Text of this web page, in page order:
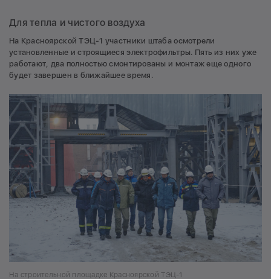
Для тепла и чистого воздуха
На Красноярской ТЭЦ-1 участники штаба осмотрели
установленные и строящиеся электрофильтры. Пять из них уже
работают, два полностью смонтированы и монтаж еще одного
будет завершен в ближайшее время.
На строительной площадке Красноярской ТЭЦ-1